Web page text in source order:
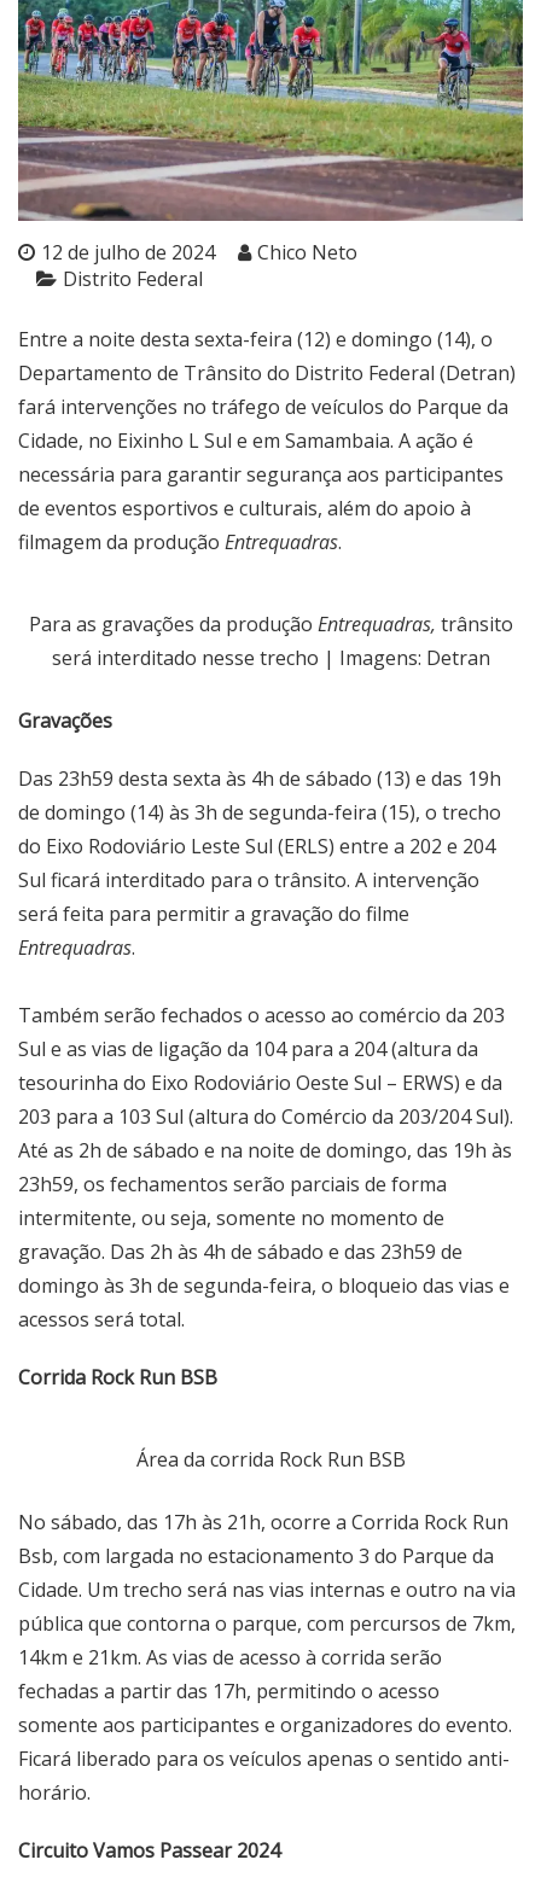
12 de julho de 2024
Chico Neto
Distrito Federal
Entre a noite desta sexta-feira (12) e domingo (14), o
Departamento de Trânsito do Distrito Federal (Detran)
fará intervenções no tráfego de veículos do Parque da
Cidade, no Eixinho L Sul e em Samambaia. A ação é
necessária para garantir segurança aos participantes
de eventos esportivos e culturais, além do apoio à
filmagem da produção Entrequadras.
Para as gravações da produção Entrequadras, trânsito
será interditado nesse trecho | Imagens: Detran
Gravações
Das 23h59 desta sexta às 4h de sábado (13) e das 19h
de domingo (14) às 3h de segunda-feira (15), o trecho
do Eixo Rodoviário Leste Sul (ERLS) entre a 202 e 204
Sul ficará interditado para o trânsito. A intervenção
será feita para permitir a gravação do filme
Entrequadras.
Também serão fechados o acesso ao comércio da 203
Sul e as vias de ligação da 104 para a 204 (altura da
tesourinha do Eixo Rodoviário Oeste Sul – ERWS) e da
203 para a 103 Sul (altura do Comércio da 203/204 Sul).
Até as 2h de sábado e na noite de domingo, das 19h às
23h59, os fechamentos serão parciais de forma
intermitente, ou seja, somente no momento de
gravação. Das 2h às 4h de sábado e das 23h59 de
domingo às 3h de segunda-feira, o bloqueio das vias e
acessos será total.
Corrida Rock Run BSB
Área da corrida Rock Run BSB
No sábado, das 17h às 21h, ocorre a Corrida Rock Run
Bsb, com largada no estacionamento 3 do Parque da
Cidade. Um trecho será nas vias internas e outro na via
pública que contorna o parque, com percursos de 7km,
14km e 21km. As vias de acesso à corrida serão
fechadas a partir das 17h, permitindo o acesso
somente aos participantes e organizadores do evento.
Ficará liberado para os veículos apenas o sentido anti-
horário.
Circuito Vamos Passear 2024